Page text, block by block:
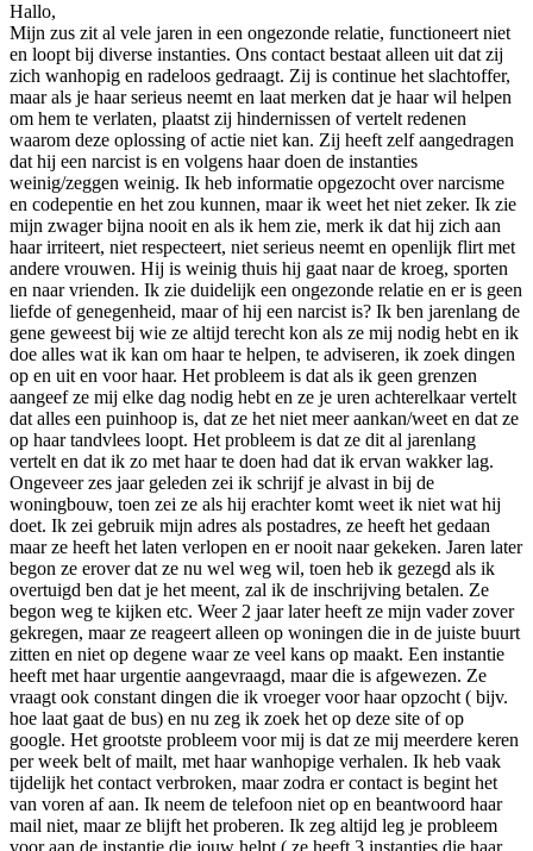
Hallo,
Mijn zus zit al vele jaren in een ongezonde relatie, functioneert niet
en loopt bij diverse instanties. Ons contact bestaat alleen uit dat zij
zich wanhopig en radeloos gedraagt. Zij is continue het slachtoffer,
maar als je haar serieus neemt en laat merken dat je haar wil helpen
om hem te verlaten, plaatst zij hindernissen of vertelt redenen
waarom deze oplossing of actie niet kan. Zij heeft zelf aangedragen
dat hij een narcist is en volgens haar doen de instanties
weinig/zeggen weinig. Ik heb informatie opgezocht over narcisme
en codepentie en het zou kunnen, maar ik weet het niet zeker. Ik zie
mijn zwager bijna nooit en als ik hem zie, merk ik dat hij zich aan
haar irriteert, niet respecteert, niet serieus neemt en openlijk flirt met
andere vrouwen. Hij is weinig thuis hij gaat naar de kroeg, sporten
en naar vrienden. Ik zie duidelijk een ongezonde relatie en er is geen
liefde of genegenheid, maar of hij een narcist is? Ik ben jarenlang de
gene geweest bij wie ze altijd terecht kon als ze mij nodig hebt en ik
doe alles wat ik kan om haar te helpen, te adviseren, ik zoek dingen
op en uit en voor haar. Het probleem is dat als ik geen grenzen
aangeef ze mij elke dag nodig hebt en ze je uren achterelkaar vertelt
dat alles een puinhoop is, dat ze het niet meer aankan/weet en dat ze
op haar tandvlees loopt. Het probleem is dat ze dit al jarenlang
vertelt en dat ik zo met haar te doen had dat ik ervan wakker lag.
Ongeveer zes jaar geleden zei ik schrijf je alvast in bij de
woningbouw, toen zei ze als hij erachter komt weet ik niet wat hij
doet. Ik zei gebruik mijn adres als postadres, ze heeft het gedaan
maar ze heeft het laten verlopen en er nooit naar gekeken. Jaren later
begon ze erover dat ze nu wel weg wil, toen heb ik gezegd als ik
overtuigd ben dat je het meent, zal ik de inschrijving betalen. Ze
begon weg te kijken etc. Weer 2 jaar later heeft ze mijn vader zover
gekregen, maar ze reageert alleen op woningen die in de juiste buurt
zitten en niet op degene waar ze veel kans op maakt. Een instantie
heeft met haar urgentie aangevraagd, maar die is afgewezen. Ze
vraagt ook constant dingen die ik vroeger voor haar opzocht ( bijv.
hoe laat gaat de bus) en nu zeg ik zoek het op deze site of op
google. Het grootste probleem voor mij is dat ze mij meerdere keren
per week belt of mailt, met haar wanhopige verhalen. Ik heb vaak
tijdelijk het contact verbroken, maar zodra er contact is begint het
van voren af aan. Ik neem de telefoon niet op en beantwoord haar
mail niet, maar ze blijft het proberen. Ik zeg altijd leg je probleem